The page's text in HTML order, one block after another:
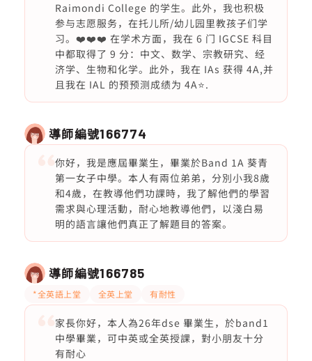
Raimondi College 的学生。此外，我也积极
参与志愿服务，在托儿所/幼儿园里教孩子们学
习。❤️❤️❤️ 在学术方面，我在 6 门 IGCSE 科目
中都取得了 9 分：中文、数学、宗教研究、经
济学、生物和化学。此外，我在 IAs 获得 4A,并
且我在 IAL 的预预测成绩为 4A⭐️.
導師編號166774
你好，我是應屆畢業生，畢業於Band 1A 葵青
第一女子中學。本人有兩位弟弟，分別小我8歲
和4歲，在教導他們功課時，我了解他們的學習
需求與心理活動，耐心地教導他們，以淺白易
明的語言讓他們真正了解題目的答案。
導師編號166785
*全英語上堂 全英上堂 有耐性
家長你好，本人為26年dse 畢業生，於band1
中學畢業，可中英或全英授課，對小朋友十分
有耐心